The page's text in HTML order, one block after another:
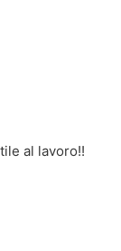
al lavoro!!